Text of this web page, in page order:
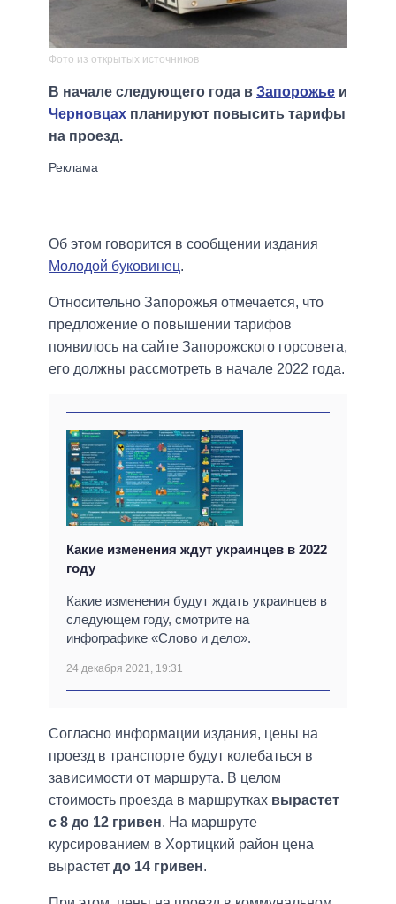
Фото из открытых источников
В начале следующего года в Запорожье и
Черновцах планируют повысить тарифы
на проезд.
Об этом говорится в сообщении издания
Молодой буковинец.
Относительно Запорожья отмечается, что
предложение о повышении тарифов
появилось на сайте Запорожского горсовета,
его должны рассмотреть в начале 2022 года.
Какие изменения ждут украинцев в 2022
году
Какие изменения будут ждать украинцев в
следующем году, смотрите на
инфографике «Слово и дело».
24 декабря 2021, 19:31
Согласно информации издания, цены на
проезд в транспорте будут колебаться в
зависимости от маршрута. В целом
стоимость проезда в маршрутках вырастет
с 8 до 12 гривен. На маршруте
курсированием в Хортицкий район цена
вырастет до 14 гривен.